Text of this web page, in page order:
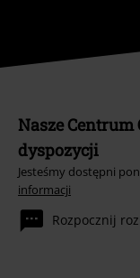
Nasze Centrum
dyspozycji
Jesteśmy dostępni
informacji
Rozpocznij